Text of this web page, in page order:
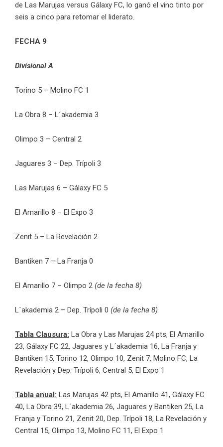
de Las Marujas versus Gálaxy FC, lo ganó el vino tinto por
seis a cinco para retomar el liderato.
FECHA 9
Divisional A
Torino 5 – Molino FC 1
La Obra 8 – L´akademia 3
Olimpo 3 – Central 2
Jaguares 3 – Dep. Trípoli 3
Las Marujas 6 – Gálaxy FC 5
El Amarillo 8 – El Expo 3
Zenit 5 – La Revelación 2
Bantiken 7 – La Franja 0
El Amarillo 7 – Olimpo 2 (de la fecha 8)
L´akademia 2 – Dep. Trípoli 0 (de la fecha 8)
Tabla Clausura: La Obra y Las Marujas 24 pts, El Amarillo
23, Gálaxy FC 22, Jaguares y L´akademia 16, La Franja y
Bantiken 15, Torino 12, Olimpo 10, Zenit 7, Molino FC, La
Revelación y Dep. Trípoli 6, Central 5, El Expo 1
Tabla anual: Las Marujas 42 pts, El Amarillo 41, Gálaxy FC
40, La Obra 39, L´akademia 26, Jaguares y Bantiken 25, La
Franja y Torino 21, Zenit 20, Dep. Trípoli 18, La Revelación y
Central 15, Olimpo 13, Molino FC 11, El Expo 1